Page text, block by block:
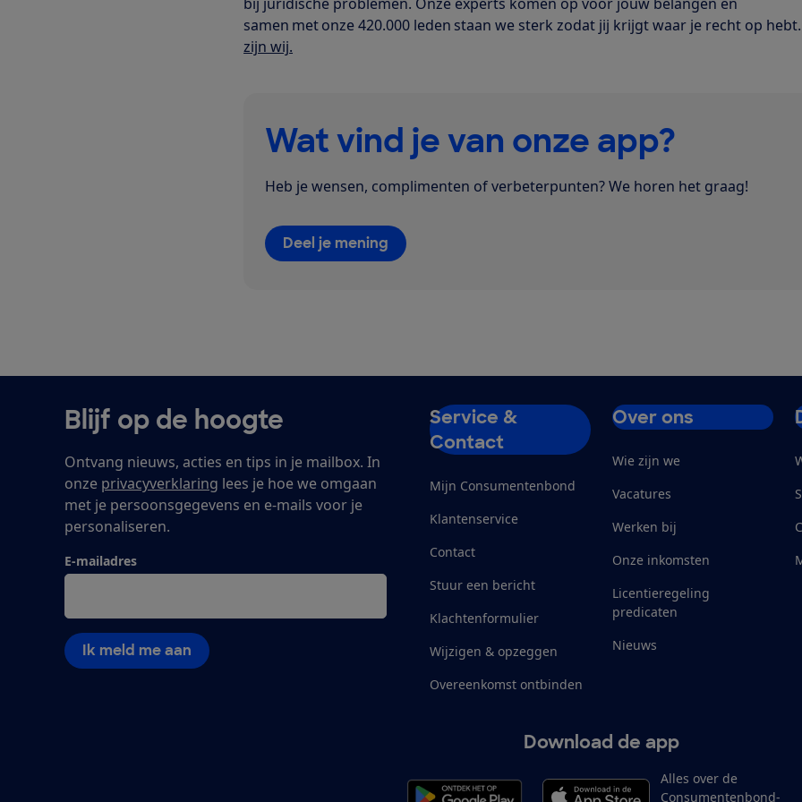
samen met onze 420.000 leden staan we sterk zodat jij krijgt waar je recht op hebt.
zijn wij.
Wat vind je van onze app?
Heb je wensen, complimenten of verbeterpunten? We horen het graag!
Deel je mening
Blijf op de hoogte
Ontvang nieuws, acties en tips in je mailbox. In
onze privacyverklaring lees je hoe we omgaan
met je persoonsgegevens en e-mails voor je
personaliseren.
E-mailadres
Ik meld me aan
Service &
Contact
Mijn Consumentenbond
Klantenservice
Contact
Stuur een bericht
Klachtenformulier
Wijzigen & opzeggen
Overeenkomst ontbinden
Over ons
Wie zijn we
Vacatures
Werken bij
Onze inkomsten
Licentieregeling
predicaten
Nieuws
Download de app
Alles over de
Consumentenbond-